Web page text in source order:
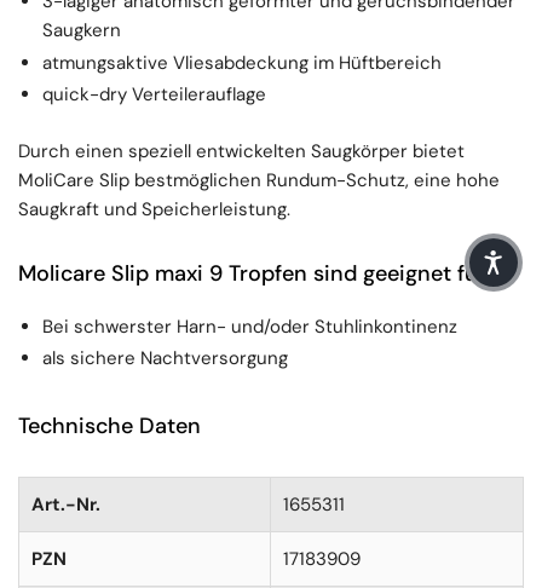
Saugkern
atmungsaktive Vliesabdeckung im Hüftbereich
quick-dry Verteilerauflage
Durch einen speziell entwickelten Saugkörper bietet
MoliCare Slip bestmöglichen Rundum-Schutz, eine hohe
Saugkraft und Speicherleistung.
Molicare Slip maxi 9 Tropfen sind geeignet für
Bei schwerster Harn- und/oder Stuhlinkontinenz
als sichere Nachtversorgung
Technische Daten
Art.-Nr. 1655311
PZN 17183909